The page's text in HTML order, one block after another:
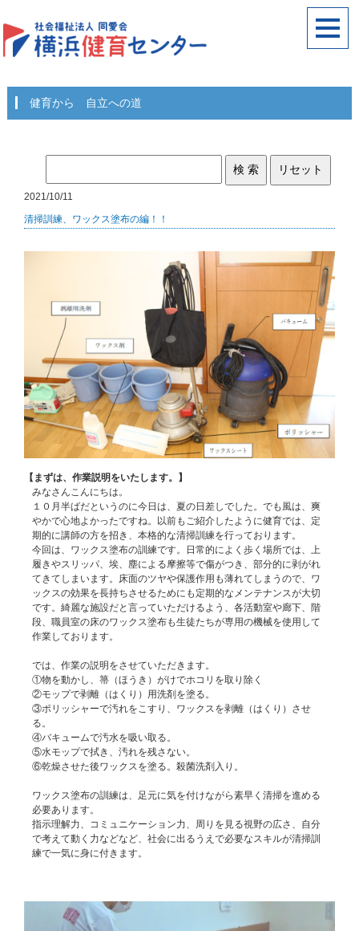
健育から 自立への道
2021/10/11
清掃訓練、ワックス塗布の編！！
【まずは、作業説明をいたします。】
みなさんこんにちは。
１０月半ばだというのに今日は、夏の日差しでした。でも風は、爽
やかで心地よかったですね。以前もご紹介したように健育では、定
期的に講師の方を招き、本格的な清掃訓練を行っております。
今回は、ワックス塗布の訓練です。日常的によく歩く場所では、上
履きやスリッパ、埃、塵による摩擦等で傷がつき、部分的に剥がれ
てきてしまいます。床面のツヤや保護作用も薄れてしまうので、ワ
ックスの効果を長持ちさせるためにも定期的なメンテナンスが大切
です。綺麗な施設だと言っていただけるよう、各活動室や廊下、階
段、職員室の床のワックス塗布も生徒たちが専用の機械を使用して
作業しております。
では、作業の説明をさせていただきます。
①物を動かし、箒（ほうき）がけでホコリを取り除く
②モップで剥離（はくり）用洗剤を塗る。
③ポリッシャーで汚れをこすり、ワックスを剥離（はくり）させ
る。
④バキュームで汚水を吸い取る。
⑤水モップで拭き、汚れを残さない。
⑥乾燥させた後ワックスを塗る。殺菌洗剤入り。
ワックス塗布の訓練は、足元に気を付けながら素早く清掃を進める
必要あります。
指示理解力、コミュニケーション力、周りを見る視野の広さ、自分
で考えて動く力などなど、社会に出るうえで必要なスキルが清掃訓
練で一気に身に付きます。